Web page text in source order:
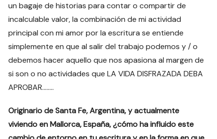
un bagaje de historias para contar o compartir de
incalculable valor, la combinación de mi actividad
principal con mi amor por la escritura se entiende
simplemente en que al salir del trabajo podemos y / o
debemos hacer aquello que nos apasiona al margen de
si son o no actividades que LA VIDA DISFRAZADA DEBA
APROBAR……..
Originario de Santa Fe, Argentina, y actualmente
viviendo en Mallorca, España, ¿cómo ha influido este